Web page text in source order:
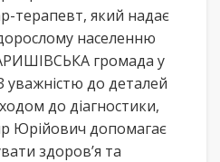
терапевт, який надає
населенню
громада у
уважністю до деталей
до діагностики,
Юрійович допомагає
здоров’я та